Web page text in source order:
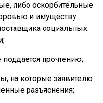
либо оскорбительные
и имуществу
социальных
прочтению;
на которые заявителю
разъяснения;